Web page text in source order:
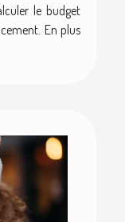
le budget
En plus